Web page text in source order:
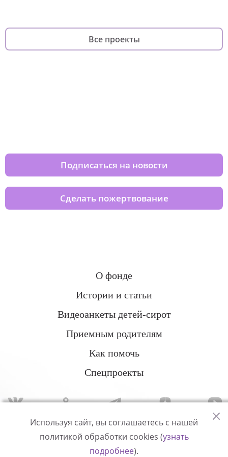
Все проекты
Подписаться на новости
Сделать пожертвование
О фонде
Истории и статьи
Видеоанкеты детей-сирот
Приемным родителям
Как помочь
Спецпроекты
Политика конфиденциальности
Используя сайт, вы соглашаетесь с нашей
политикой обработки cookies (узнать
подробнее).